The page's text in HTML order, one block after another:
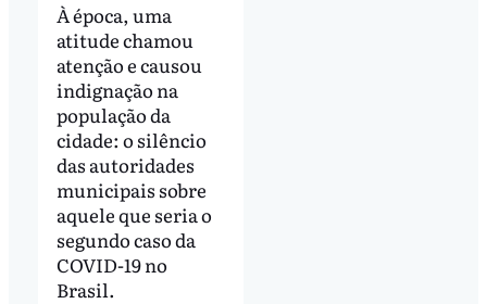
À época, uma
atitude chamou
atenção e causou
indignação na
população da
cidade: o silêncio
das autoridades
municipais sobre
aquele que seria o
segundo caso da
COVID-19 no
Brasil.